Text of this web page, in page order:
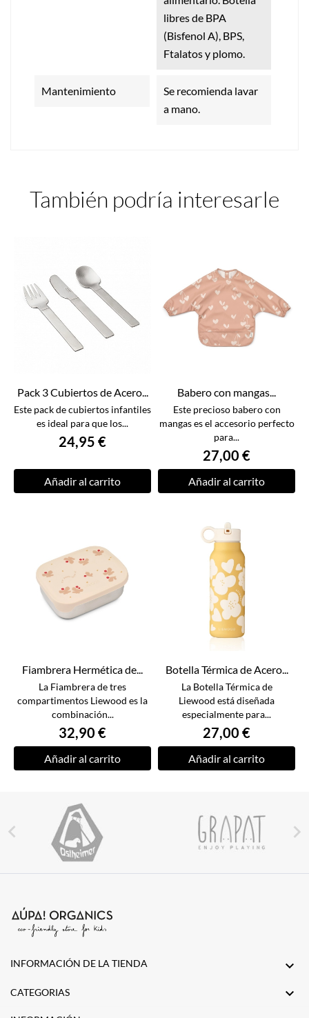
libres de BPA
(Bisfenol A), BPS,
Ftalatos y plomo.
Mantenimiento
Se recomienda lavar
a mano.
También podría interesarle
Pack 3 Cubiertos de Acero...
Este pack de cubiertos infantiles
es ideal para que los...
24,95 €
Añadir al carrito
Babero con mangas...
Este precioso babero con
mangas es el accesorio perfecto
para...
27,00 €
Añadir al carrito
Fiambrera Hermética de...
La Fiambrera de tres
compartimentos Liewood es la
combinación...
32,90 €
Añadir al carrito
Botella Térmica de Acero...
La Botella Térmica de
Liewood está diseñada
especialmente para...
27,00 €
Añadir al carrito
 
INFORMACIÓN DE LA TIENDA 
CATEGORIAS 